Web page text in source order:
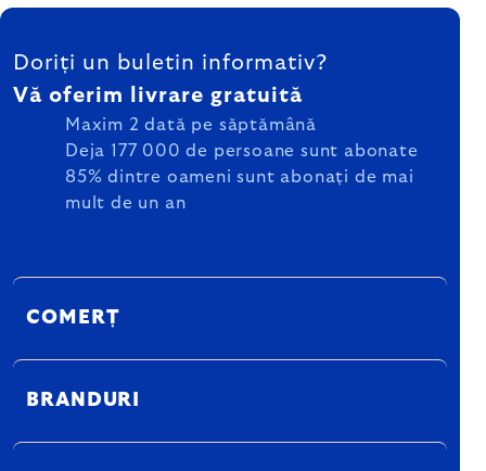
SUBSOL
Doriți un buletin informativ?
Vă oferim livrare gratuită
Maxim 2 dată pe săptămână
Deja 177 000 de persoane sunt abonate
85% dintre oameni sunt abonați de mai
mult de un an
COMERȚ
BRANDURI